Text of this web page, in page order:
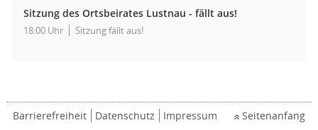
Sitzung des Ortsbeirates Lustnau - fällt aus!
18:00 Uhr Sitzung fällt aus!
Barrierefreiheit Datenschutz Impressum Seitenanfang